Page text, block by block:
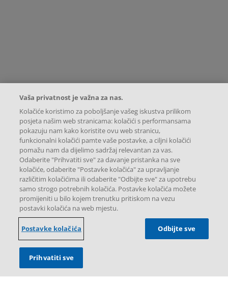
Legal [Footer Second]
Uvjeti korištenja
Pravila o zaštiti privatnosti
Postavke kolačića
Mapa internetske stranice
Instagram
X Facebook
Vaša privatnost je važna za nas.
Kolačiće koristimo za poboljšanje vašeg iskustva prilikom
posjeta našim web stranicama: kolačići s performansama
pokazuju nam kako koristite ovu web stranicu,
funkcionalni kolačići pamte vaše postavke, a ciljni kolačići
pomažu nam da dijelimo sadržaj relevantan za vas.
Odaberite "Prihvatiti sve" za davanje pristanka na sve
kolačiće, odaberite "Postavke kolačića" za upravljanje
različitim kolačićima ili odaberite "Odbijte sve" za upotrebu
samo strogo potrebnih kolačića. Postavke kolačića možete
promijeniti u bilo kojem trenutku pritiskom na vezu
postavki kolačića na web mjestu.
Postavke kolačića Odbijte sve
Prihvatiti sve